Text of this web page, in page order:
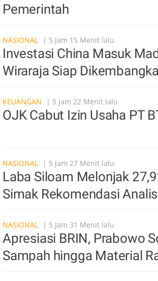
Pemerintah
NASIONAL | 5 Jam 15 Menit lalu
Investasi China Masuk
Wiraraja Siap
KEUANGAN | 5 Jam 22 Menit lalu
OJK Cabut Izin Usaha PT
NASIONAL | 5 Jam 27 Menit lalu
Laba Siloam Melonjak
Simak Rekomendasi Analis
NASIONAL | 5 Jam 31 Menit lalu
Apresiasi BRIN, Prabowo
Sampah hingga Material